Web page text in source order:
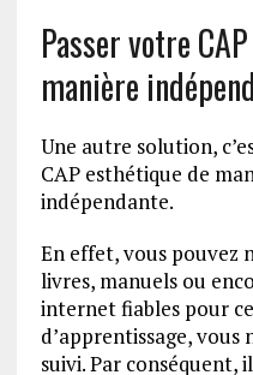
Passer votre
manière
Une autre solution,
CAP esthétique de
indépendante.
En effet, vous pouvez
livres, manuels ou
internet fiables pour
d’apprentissage, vous
suivi. Par conséquent,